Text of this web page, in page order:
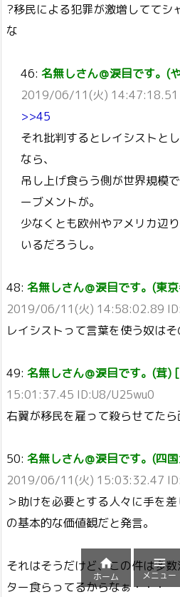
?移民による犯罪が激増しててシ
な
46: 名無しさん＠涙目です。(
2019/06/11(火) 14:47:18.51
>>45
それ批判するとレイシストと
なら、
吊し上げ食らう側が世界規模
ーブメントが。
少なくとも欧州やアメリカ辺
いるだろうし。
48: 名無しさん＠涙目です。(東
2019/06/11(火) 14:58:02.89
レイシストって言葉を使う奴は
49: 名無しさん＠涙目です。(茸)
15:01:37.45 ID:U8/U25wu0
右翼が移民を雇って殺らせてたら
50: 名無しさん＠涙目です。(四
2019/06/11(火) 15:03:32.47
＞助けを必要とする人々に手を
の基本的な価値観だと発言。
それはそうだけど、この件は多
ター食らってるからなぁ・・・

ホーム

メニュー